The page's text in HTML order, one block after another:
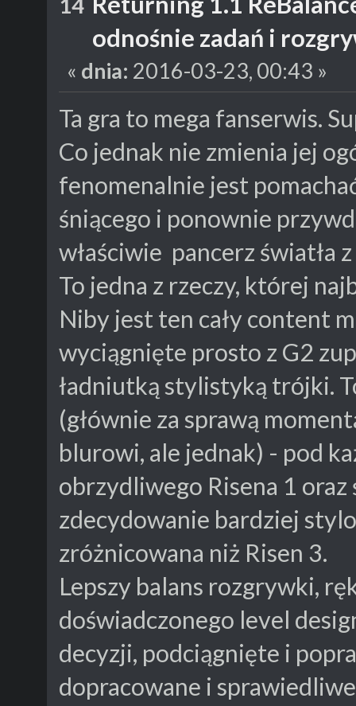
odnośnie zadań i
« dnia: 2016-03-23, 00:43 »
Ta gra to mega fanserwis.
Co jednak nie zmienia jej
fenomenalnie jest
śniącego i ponownie
właściwie pancerz światła
To jedna z rzeczy, której
Niby jest ten cały content
wyciągnięte prosto z G2
ładniutką stylistyką trójki.
(głównie za sprawą
blurowi, ale jednak) - pod
obrzydliwego Risena 1
zdecydowanie bardziej
zróżnicowana niż Risen 3.
Lepszy balans rozgrywki,
doświadczonego level
decyzji, podciągnięte i
dopracowane i